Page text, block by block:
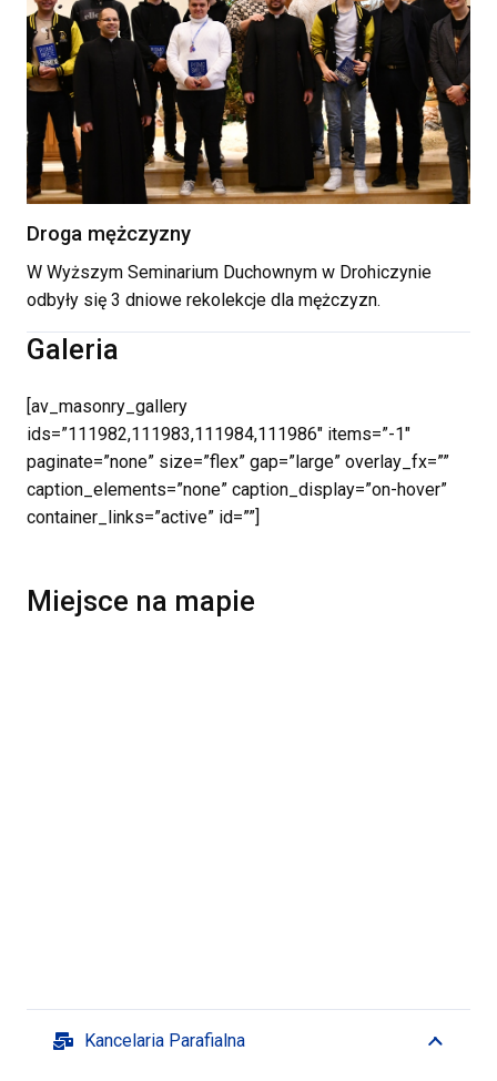
Droga mężczyzny
W Wyższym Seminarium Duchownym w Drohiczynie
odbyły się 3 dniowe rekolekcje dla mężczyzn.
Galeria
[av_masonry_gallery
ids=”111982,111983,111984,111986″ items=”-1″
paginate=”none” size=”flex” gap=”large” overlay_fx=””
caption_elements=”none” caption_display=”on-hover”
container_links=”active” id=””]
Miejsce na mapie
Kancelaria Parafialna